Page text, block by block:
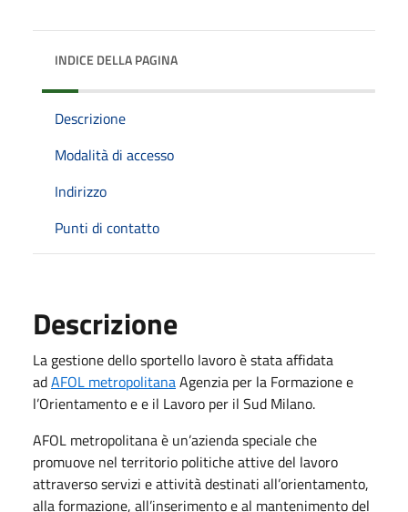
INDICE DELLA PAGINA
Descrizione
Modalità di accesso
Indirizzo
Punti di contatto
Descrizione
La gestione dello sportello lavoro è stata affidata
adAFOL metropolitanaAgenzia per la Formazione e
l’Orientamento e e il Lavoro per il Sud Milano.
AFOL metropolitana è un’azienda speciale che
promuove nel territorio politiche attive del lavoro
attraverso servizi e attività destinati all’orientamento,
alla formazione, all’inserimento e al mantenimento del